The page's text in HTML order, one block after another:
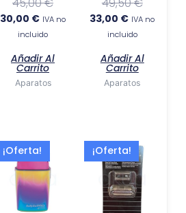
45,00€
30,00 € IVA no
incluido
Añadir Al
Carrito
Aparatos
49,50€
33,00 € IVA no
incluido
Añadir Al
Carrito
Aparatos
¡Oferta!
precio
El
precio
actual
es:
119,00 €.
¡Oferta!
El
precio
original
era:
El
precio
actual
es:
54,99 €.